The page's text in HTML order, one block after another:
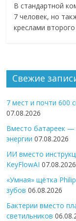
В стандартной
7 человек, но
креслами
Свежие
7 мест и почти 600
07.08.2026
Вместо батареек —
энергии 07.08.2026
ИИ вместо
KeyFlowAI 07.08.2026
«Умная» щётка
зубов 06.08.2026
Бактерии вместо
светильников